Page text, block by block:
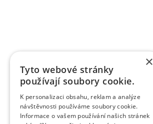
×
Tyto webové stránky
používají soubory cookie.
K personalizaci obsahu, reklam a analýze
návštěvnosti používáme soubory cookie.
Informace o vašem používání našich stránek